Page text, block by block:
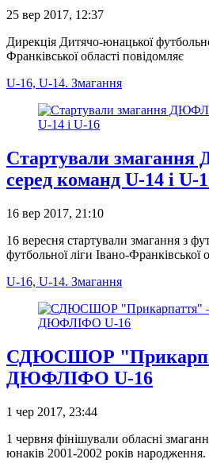
25 вер 2017, 12:37
Дирекція Дитячо-юнацької
Франківської області повідомляє
U-16, U-14. Змагання
Стартували
серед команд U-14 і U-
16 вер 2017, 21:10
16 вересня стартували змагання з
футбольної ліги Івано-Франківської
U-16, U-14. Змагання
СДЮСШОР
ДЮФЛІФО U-16
1 чер 2017, 23:44
1 червня фінішували обласні
юнаків 2001-2002 років